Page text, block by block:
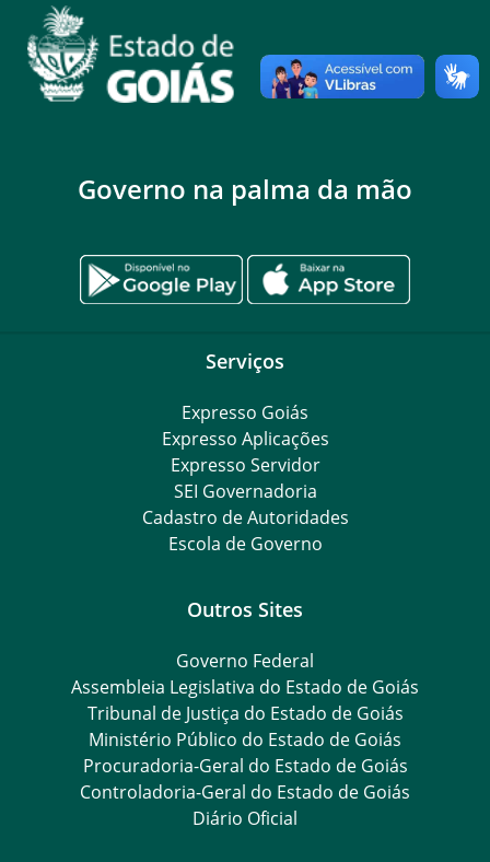
Governo na palma da mão
Serviços
Expresso Goiás
Expresso Aplicações
Expresso Servidor
SEI Governadoria
Cadastro de Autoridades
Escola de Governo
Outros Sites
Governo Federal
Assembleia Legislativa do Estado de Goiás
Tribunal de Justiça do Estado de Goiás
Ministério Público do Estado de Goiás
Procuradoria-Geral do Estado de Goiás
Controladoria-Geral do Estado de Goiás
Diário Oficial